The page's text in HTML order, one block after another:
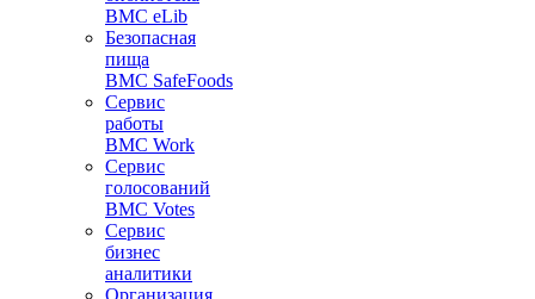
BMC eLib
Безопасная
пища
BMC SafeFoods
Сервис
работы
BMC Work
Сервис
голосований
BMC Votes
Сервис
бизнес
аналитики
Организация